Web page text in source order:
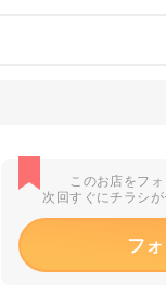
このお店をフ
次回すぐにチラシ
フ